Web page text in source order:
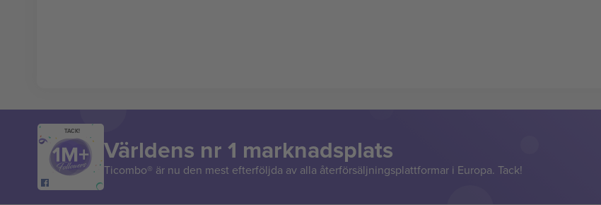
TACK!
Världens nr 1 marknadsplats
Ticombo® är nu den mest efterföljda av alla återförsäljningsplattformar i Europa. Tack!